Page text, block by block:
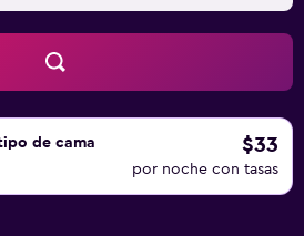
de cama
$33
por noche con tasas